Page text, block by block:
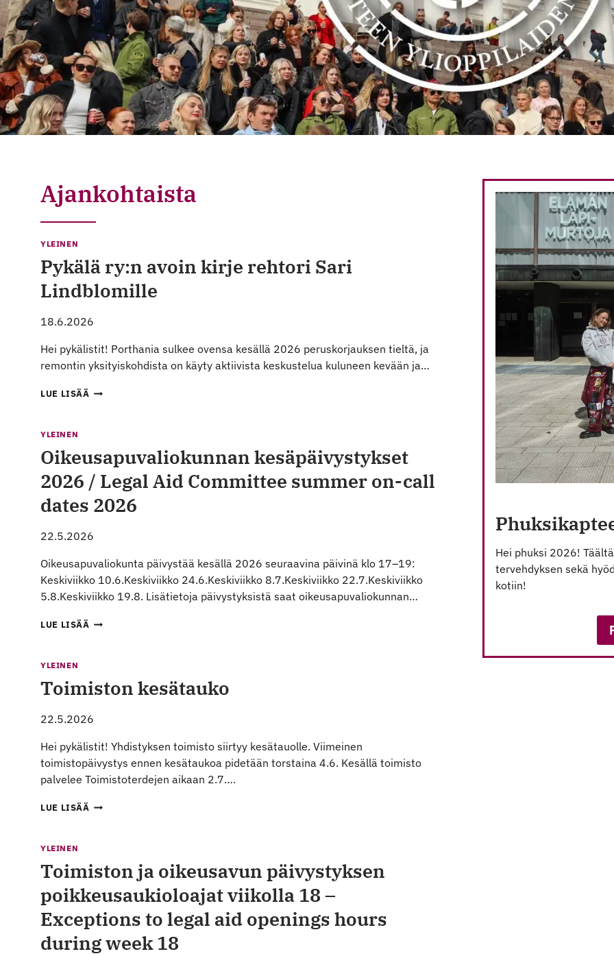
Ajankohtaista
YLEINEN
Pykälä ry:n avoin kirje rehtori Sari
Lindblomille
18.6.2026
Hei pykälistit! Porthania sulkee ovensa kesällä 2026 peruskorjauksen tieltä, ja
remontin yksityiskohdista on käyty aktiivista keskustelua kuluneen kevään ja…
LUE LISÄÄ PYKÄLÄ
SARI
LINDBLOMILLE
YLEINEN
Oikeusapuvaliokunnan kesäpäivystykset
2026 / Legal Aid Committee summer on-call
dates 2026
22.5.2026
Oikeusapuvaliokunta päivystää kesällä 2026 seuraavina päivinä klo 17–19:
Keskiviikko 10.6.Keskiviikko 24.6.Keskiviikko 8.7.Keskiviikko 22.7.Keskiviikko
5.8.Keskiviikko 19.8. Lisätietoja päivystyksistä saat oikeusapuvaliokunnan…
LUE LISÄÄ OIKEUSAPUVALIOKUNNAN
AID
ON-
DATES
2026
YLEINEN
Toimiston kesätauko
22.5.2026
Hei pykälistit! Yhdistyksen toimisto siirtyy kesätauolle. Viimeinen
toimistopäivystys ennen kesätaukoa pidetään torstaina 4.6. Kesällä toimisto
palvelee Toimistoterdejen aikaan 2.7….
LUE LISÄÄ TOIMISTON
YLEINEN
Toimiston ja oikeusavun päivystyksen
poikkeusaukioloajat viikolla 18 –
Exceptions to legal aid openings hours
during week 18
Hei phuksi 2026!
tervehdyksen sekä
kotiin!